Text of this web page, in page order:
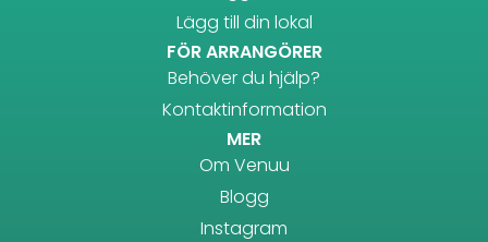
Lägg till din lokal
FÖR ARRANGÖRER
Behöver du hjälp?
Kontaktinformation
MER
Om Venuu
Blogg
Instagram